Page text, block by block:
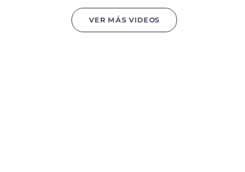
VER MÁS VIDEOS